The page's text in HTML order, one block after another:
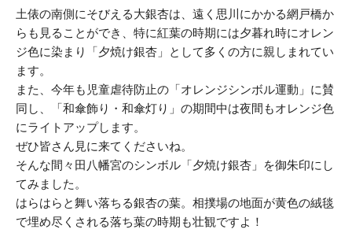
土俵の南側にそびえる大銀杏は、遠く思川にかかる網戸橋か
らも見ることができ、特に紅葉の時期には夕暮れ時にオレン
ジ色に染まり「夕焼け銀杏」として多くの方に親しまれてい
ます。
また、今年も児童虐待防止の「オレンジシンボル運動」に賛
同し、「和傘飾り・和傘灯り」の期間中は夜間もオレンジ色
にライトアップします。
ぜひ皆さん見に来てくださいね。
そんな間々田八幡宮のシンボル「夕焼け銀杏」を御朱印にし
てみました。
はらはらと舞い落ちる銀杏の葉。相撲場の地面が黄色の絨毯
で埋め尽くされる落ち葉の時期も壮観ですよ！